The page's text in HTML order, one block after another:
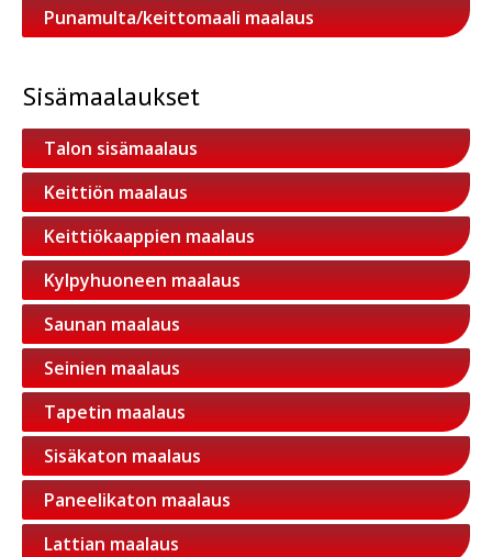
Punamulta/keittomaali maalaus
Sisämaalaukset
Talon sisämaalaus
Keittiön maalaus
Keittiökaappien maalaus
Kylpyhuoneen maalaus
Saunan maalaus
Seinien maalaus
Tapetin maalaus
Sisäkaton maalaus
Paneelikaton maalaus
Lattian maalaus